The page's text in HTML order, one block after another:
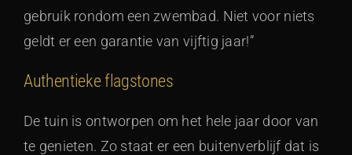
gebruik rondom een zwembad. Niet voor niets
geldt er een garantie van vijftig jaar!”
Authentieke flagstones
De tuin is ontworpen om het hele jaar door van
te genieten. Zo staat er een buitenverblijf dat is